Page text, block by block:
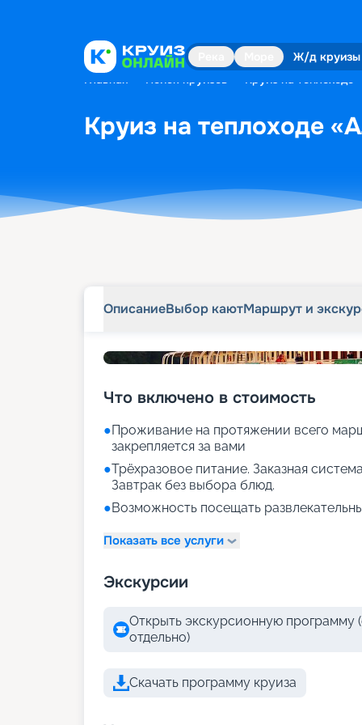
Ж/д круизы
Главная
Поиск круизов Круиз на теплоходе
Круиз на теплоходе
ОписаниеВыбор каютМаршрут и
Что включено в стоимость
●Проживание на протяжении всего
закрепляется за вами
●Трёхразовое питание. Заказная
Завтрак без выбора блюд.
●Возможность посещать
Показать все услуги
Экскурсии
Открыть экскурсионную программу
отдельно)
Скачать программу круиза